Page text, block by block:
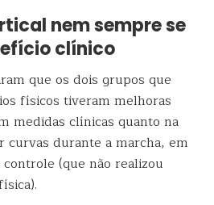
nem sempre se
clínico
que os dois grupos que
físicos tiveram melhoras
medidas clínicas quanto na
curvas durante a marcha, em
(que não realizou